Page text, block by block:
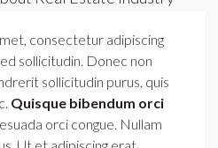
consectetur adipiscing
sollicitudin. Donec non
sollicitudin purus, quis
Quisque bibendum orci
orci congue. Nullam
Ut et adipiscing erat.